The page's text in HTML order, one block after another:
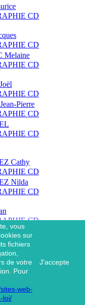
CD
CD
Melaine
CD
CD
Pierre
CD
CD
Cathy
CD
Nilda
CD
CD
45 TOURS
33 TOURS
& SES
CD
vous
sur
fichiers
de votre
Pour
web-
loi/
J'accepte